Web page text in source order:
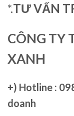
*.TƯ VẤN
CÔNG TY
XANH
+) Hotline :
doanh